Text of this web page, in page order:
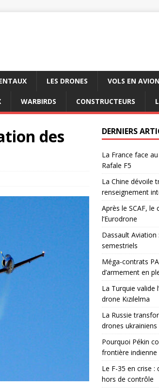
LES DRONES VOLS EN
WARBIRDS CONSTRUCTEURS
des
DERNIERS
La France face
Rafale F5
La Chine dévoile
renseignement
Après le SCAF,
l’Eurodrone
Dassault
semestriels
Méga-contrats
d’armement en
La Turquie valide
drone Kızılelma
La Russie
drones ukrainiens
Pourquoi Pékin
frontière indienne
Le F-35 en crise
hors de contrôle